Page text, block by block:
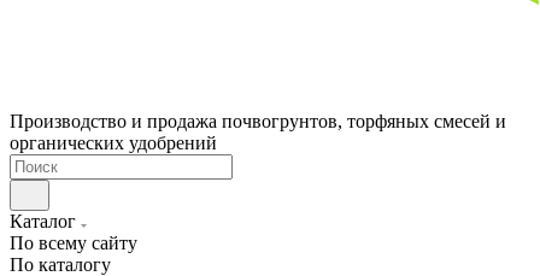
Производство и продажа почвогрунтов, торфяных смесей и
органических удобрений
Каталог
По всему сайту
По каталогу